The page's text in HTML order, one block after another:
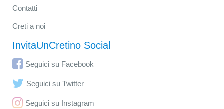
Contatti
Creti a noi
InvitaUnCretino Social
Seguici su Facebook
Seguici su Twitter
Seguici su Instagram